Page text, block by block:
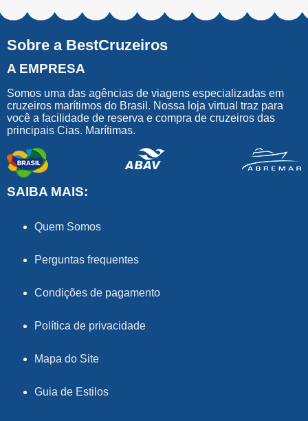
Sobre a BestCruzeiros
A EMPRESA
Somos uma das agências de viagens especializadas em
cruzeiros marítimos do Brasil. Nossa loja virtual traz para
você a facilidade de reserva e compra de cruzeiros das
principais Cias. Marítimas.
SAIBA MAIS:
Quem Somos
Perguntas frequentes
Condições de pagamento
Política de privacidade
Mapa do Site
Guia de Estilos